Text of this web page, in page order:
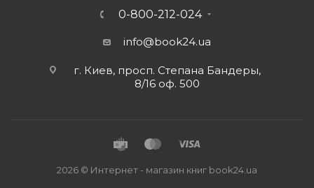
0-800-212-024
info@book24.ua
г. Киев, просп. Степана Бандеры,
8/16 оф. 500
2026 © Интернет - магазин книг book24.ua